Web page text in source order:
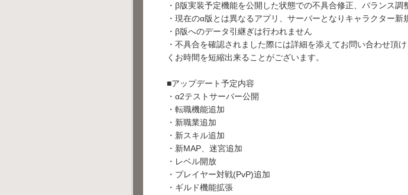
・β版実装予定機能を公開した状態での不具合修正、バランス調
・現在のα版とは異なるアプリ、サーバーとなりキャラクター新
・β版へのデータ引継ぎは行われません
・不具合を確認されました際には詳細を添えてお問い合わせ頂
くお時間を短縮出来ることがございます。
■アップデート予定内容
・α2テストサーバー公開
・転職機能追加
・新職業追加
・新スキル追加
・新MAP、迷宮追加
・レベル開放
・プレイヤー対戦(PvP)追加
・ギルド機能拡張